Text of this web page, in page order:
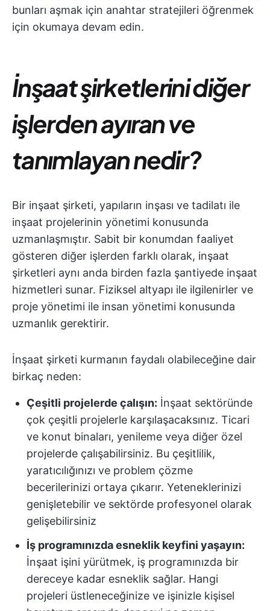
bunları aşmak için anahtar stratejileri öğrenmek
için okumaya devam edin.
İnşaat şirketlerini diğer
işlerden ayıran ve
tanımlayan nedir?
Bir inşaat şirketi, yapıların inşası ve tadilatı ile
inşaat projelerinin yönetimi konusunda
uzmanlaşmıştır. Sabit bir konumdan faaliyet
gösteren diğer işlerden farklı olarak, inşaat
şirketleri aynı anda birden fazla şantiyede inşaat
hizmetleri sunar. Fiziksel altyapı ile ilgilenirler ve
proje yönetimi ile insan yönetimi konusunda
uzmanlık gerektirir.
İnşaat şirketi kurmanın faydalı olabileceğine dair
birkaç neden:
Çeşitli projelerde çalışın: İnşaat sektöründe
çok çeşitli projelerle karşılaşacaksınız. Ticari
ve konut binaları, yenileme veya diğer özel
projelerde çalışabilirsiniz. Bu çeşitlilik,
yaratıcılığınızı ve problem çözme
becerilerinizi ortaya çıkarır. Yeteneklerinizi
genişletebilir ve sektörde profesyonel olarak
gelişebilirsiniz
İş programınızda esneklik keyfini yaşayın:
İnşaat işini yürütmek, iş programınızda bir
dereceye kadar esneklik sağlar. Hangi
projeleri üstleneceğinize ve işinizle kişisel